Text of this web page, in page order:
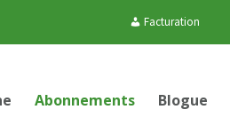
Facturation
Abonnements Blogue